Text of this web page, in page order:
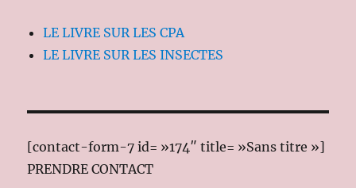
LE LIVRE SUR LES CPA
LE LIVRE SUR LES INSECTES
[contact-form-7 id= »174″ title= »Sans titre »]
PRENDRE CONTACT